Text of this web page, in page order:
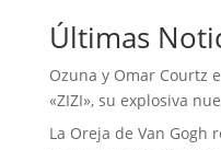
Últimas
Ozuna y Omar Courtz
«ZIZI», su explosiva
La Oreja de Van Gogh